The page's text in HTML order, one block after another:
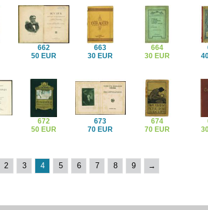
662
50 EUR
663
30 EUR
664
30 EUR
672
50 EUR
673
70 EUR
674
70 EUR
2 3 4 5 6 7 8 9 →